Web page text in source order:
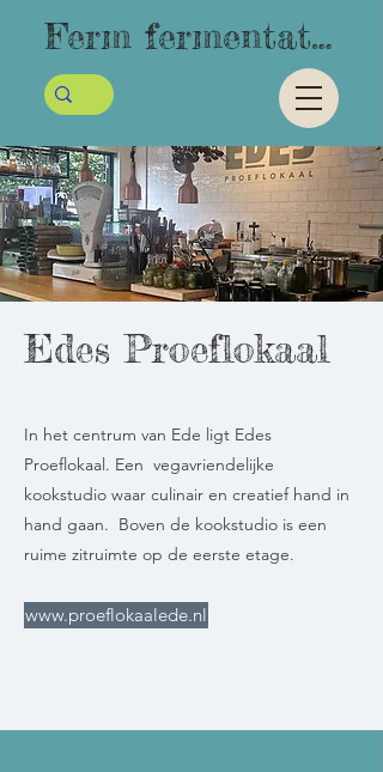
Ferm fermentatie
Edes Proeflokaal
In het centrum van Ede ligt Edes
Proeflokaal. Een vegavriendelijke
kookstudio waar culinair en creatief hand in
hand gaan. Boven de kookstudio is een
ruime zitruimte op de eerste etage.
www.proeflokaalede.nl